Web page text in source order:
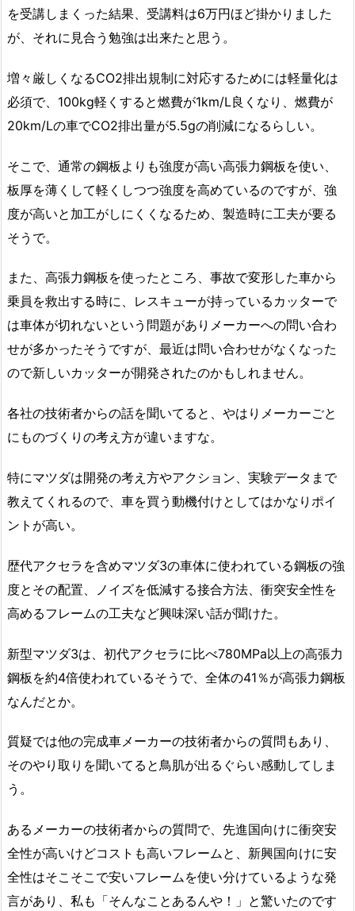
を受講しまくった結果、受講料は6万円ほど掛かりました
が、それに見合う勉強は出来たと思う。
増々厳しくなるCO2排出規制に対応するためには軽量化は
必須で、100kg軽くすると燃費が1km/L良くなり、燃費が
20km/Lの車でCO2排出量が5.5gの削減になるらしい。
そこで、通常の鋼板よりも強度が高い高張力鋼板を使い、
板厚を薄くして軽くしつつ強度を高めているのですが、強
度が高いと加工がしにくくなるため、製造時に工夫が要る
そうで。
また、高張力鋼板を使ったところ、事故で変形した車から
乗員を救出する時に、レスキューが持っているカッターで
は車体が切れないという問題がありメーカーへの問い合わ
せが多かったそうですが、最近は問い合わせがなくなった
ので新しいカッターが開発されたのかもしれません。
各社の技術者からの話を聞いてると、やはりメーカーごと
にものづくりの考え方が違いますな。
特にマツダは開発の考え方やアクション、実験データまで
教えてくれるので、車を買う動機付けとしてはかなりポイ
ントが高い。
歴代アクセラを含めマツダ3の車体に使われている鋼板の強
度とその配置、ノイズを低減する接合方法、衝突安全性を
高めるフレームの工夫など興味深い話が聞けた。
新型マツダ3は、初代アクセラに比べ780MPa以上の高張力
鋼板を約4倍使われているそうで、全体の41％が高張力鋼板
なんだとか。
質疑では他の完成車メーカーの技術者からの質問もあり、
そのやり取りを聞いてると鳥肌が出るぐらい感動してしま
う。
あるメーカーの技術者からの質問で、先進国向けに衝突安
全性が高いけどコストも高いフレームと、新興国向けに安
全性はそこそこで安いフレームを使い分けているような発
言があり、私も「そんなことあるんや！」と驚いたのです